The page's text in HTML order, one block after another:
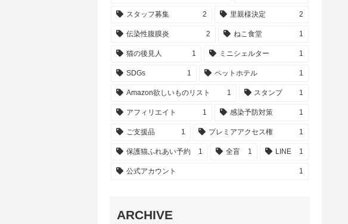
スタッフ募集 2 里親様決定 2
伝染性腹膜炎 2 ねこ食堂 1
猫の後見人 1 ミニシェルター 1
SDGs 1 ペットホテル 1
Amazon欲しいものリスト 1 スタンプ 1
アフィリエイト 1 感染予防対策 1
ご支援品 1 プレミアアクセス権 1
保護猫ふれあい予約 1 全盲 1 LINE 1
公式アカウント 1
ARCHIVE